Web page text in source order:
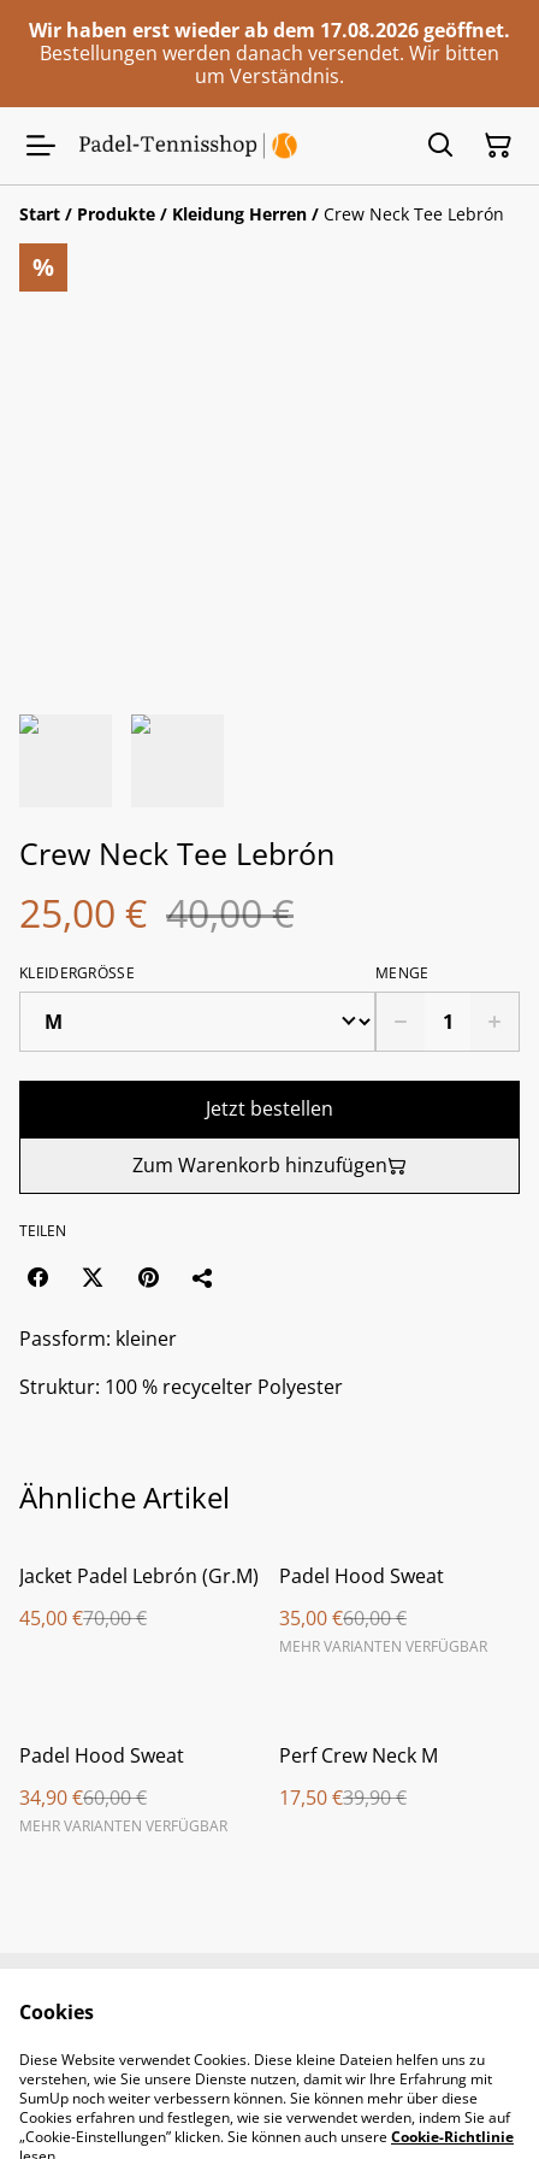
Wir haben erst wieder ab dem 17.08.2026 geöffnet.
Bestellungen werden danach versendet. Wir bitten
um Verständnis.
Start / Produkte / Kleidung Herren / Crew Neck Tee Lebrón
%
Crew Neck Tee Lebrón
25,00 € 40,00 €
KLEIDERGRÖSSE MENGE
Jetzt bestellen
Zum Warenkorb hinzufügen
TEILEN
Passform: kleiner
Struktur: 100 % recycelter Polyester
Ähnliche Artikel
%
Jacket Padel Lebrón (Gr.M)
45,00 €70,00 €
%
Padel Hood Sweat
35,00 €60,00 €
MEHR VARIANTEN VERFÜGBAR
%
Padel Hood Sweat
34,90 €60,00 €
MEHR VARIANTEN VERFÜGBAR
%
Perf Crew Neck M
17,50 €39,90 €
Legal Terms
Privacy Policy
Cookie Policy
Cookies
Diese Website verwendet Cookies. Diese kleine Dateien helfen uns zu
verstehen, wie Sie unsere Dienste nutzen, damit wir Ihre Erfahrung mit
SumUp noch weiter verbessern können. Sie können mehr über diese
Cookies erfahren und festlegen, wie sie verwendet werden, indem Sie auf
„Cookie-Einstellungen” klicken. Sie können auch unsereCookie-Richtlinie